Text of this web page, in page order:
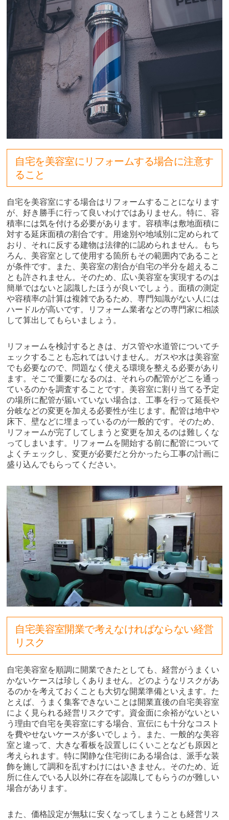
自宅を美容室にリフォームする場合に注意す
ること
自宅を美容室にする場合はリフォームすることになります
が、好き勝手に行って良いわけではありません。特に、容
積率には気を付ける必要があります。容積率は敷地面積に
対する延床面積の割合です。用途別や地域別に定められて
おり、それに反する建物は法律的に認められません。もち
ろん、美容室として使用する箇所もその範囲内であること
が条件です。また、美容室の割合が自宅の半分を超えるこ
とも許されません。そのため、広い美容室を実現するのは
簡単ではないと認識したほうが良いでしょう。面積の測定
や容積率の計算は複雑であるため、専門知識がない人には
ハードルが高いです。リフォーム業者などの専門家に相談
して算出してもらいましょう。
リフォームを検討するときは、ガス管や水道管についてチ
ェックすることも忘れてはいけません。ガスや水は美容室
でも必要なので、問題なく使える環境を整える必要があり
ます。そこで重要になるのは、それらの配管がどこを通っ
ているのかを調査することです。美容室に割り当てる予定
の場所に配管が届いていない場合は、工事を行って延長や
分岐などの変更を加える必要性が生じます。配管は地中や
床下、壁などに埋まっているのが一般的です。そのため、
リフォームが完了してしまうと変更を加えるのは難しくな
ってしまいます。リフォームを開始する前に配管について
よくチェックし、変更が必要だと分かったら工事の計画に
盛り込んでもらってください。
自宅美容室開業で考えなければならない経営
リスク
自宅美容室を順調に開業できたとしても、経営がうまくい
かないケースは珍しくありません。どのようなリスクがあ
るのかを考えておくことも大切な開業準備といえます。た
とえば、うまく集客できないことは開業直後の自宅美容室
によく見られる経営リスクです。資金面に余裕がないとい
う理由で自宅を美容室にする場合、宣伝にも十分なコスト
を費やせないケースが多いでしょう。また、一般的な美容
室と違って、大きな看板を設置しにくいことなども原因と
考えられます。特に閑静な住宅街にある場合は、派手な装
飾を施して調和を乱すわけにはいきません。そのため、近
所に住んでいる人以外に存在を認識してもらうのが難しい
場合があります。
また、価格設定が無駄に安くなってしまうことも経営リス